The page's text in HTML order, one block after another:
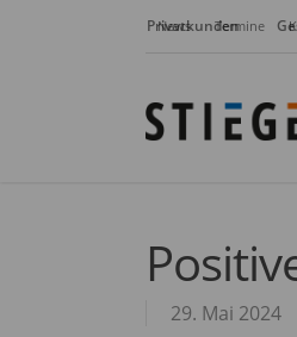
Privatkunden
News Termine
29. Mai 2024